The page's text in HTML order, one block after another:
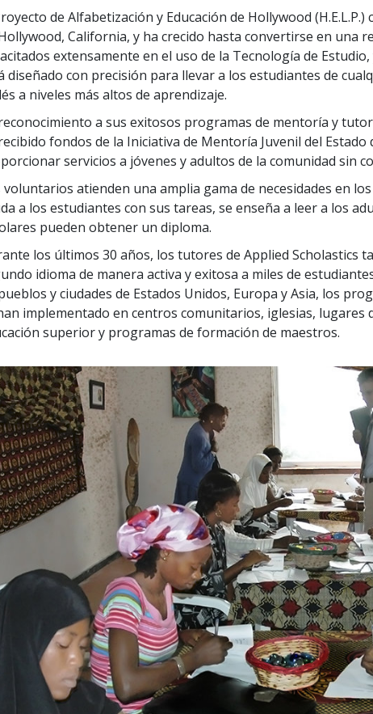
de Alfabetización y Educación de Hollywood
California, y ha crecido hasta convertirse en una
extensamente en el uso de la Tecnología de
diseñado con precisión para llevar a los estudiantes de
a niveles más altos de aprendizaje.
a sus exitosos programas de mentoría y
fondos de la Iniciativa de Mentoría Juvenil del
servicios a jóvenes y adultos de la comunidad sin
voluntarios atienden una amplia gama de necesidades en
a los estudiantes con sus tareas, se enseña a leer a los
pueden obtener un diploma.
los últimos30 años, los tutores de Applied Scholastics
idioma de manera activa y exitosa a miles de
y ciudades de Estados Unidos, Europa y Asia, los
implementado en centros comunitarios, iglesias, lugares
superior y programas de formación de maestros.